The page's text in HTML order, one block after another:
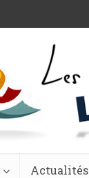
Actualités